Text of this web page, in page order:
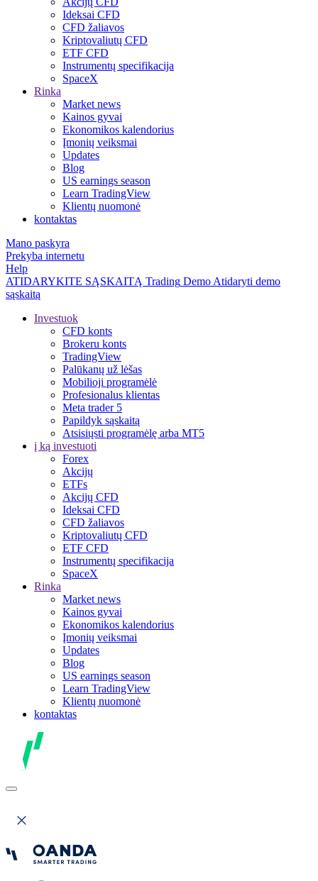
Ideksai CFD
CFD žaliavos
Kriptovaliutų CFD
ETF CFD
Instrumentų specifikacija
SpaceX
Rinka
Market news
Kainos gyvai
Ekonomikos kalendorius
Įmonių veiksmai
Updates
Blog
US earnings season
Learn TradingView
Klientų nuomonė
kontaktas
Mano paskyra
Prekyba internetu
Help
ATIDARYKITE SĄSKAITĄ Trading Demo Atidaryti demo
sąskaitą
Investuok
CFD konts
Brokeru konts
TradingView
Palūkanų už lėšas
Mobilioji programėlė
Profesionalus klientas
Meta trader 5
Papildyk sąskaitą
Atsisiųsti programėlę arba MT5
į ką investuoti
Forex
Akcijų
ETFs
Akcijų CFD
Ideksai CFD
CFD žaliavos
Kriptovaliutų CFD
ETF CFD
Instrumentų specifikacija
SpaceX
Rinka
Market news
Kainos gyvai
Ekonomikos kalendorius
Įmonių veiksmai
Updates
Blog
US earnings season
Learn TradingView
Klientų nuomonė
kontaktas